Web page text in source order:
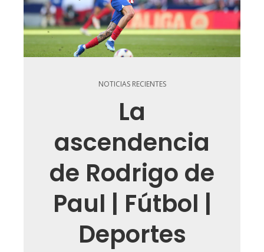
NOTICIAS RECIENTES
La
ascendencia
de Rodrigo de
Paul | Fútbol |
Deportes